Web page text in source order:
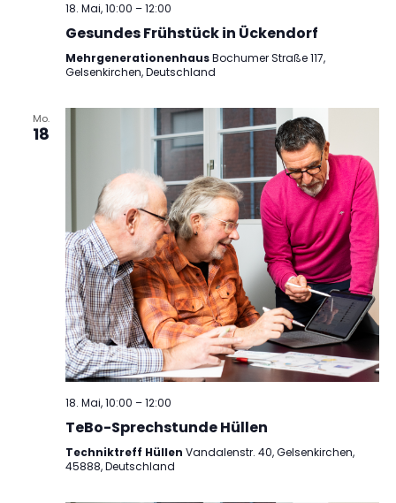
18. Mai, 10:00 –12:00
Gesundes Frühstück in Ückendorf
MehrgenerationenhausBochumer Straße 117,
Gelsenkirchen, Deutschland
Mo.
18
18. Mai, 10:00 –12:00
TeBo-Sprechstunde Hüllen
Techniktreff Hüllen Vandalenstr. 40, Gelsenkirchen,
45888, Deutschland